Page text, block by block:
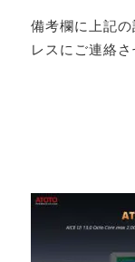
備考欄に上記
レスにご連絡